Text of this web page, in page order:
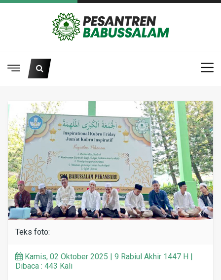
Teks foto:
Kamis, 02 Oktober 2025 | 9 Rabiul Akhir 1447 H |
Dibaca : 443 Kali